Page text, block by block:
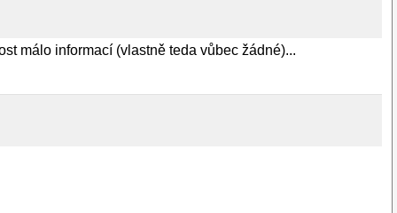
málo informací (vlastně teda vůbec žádné)...